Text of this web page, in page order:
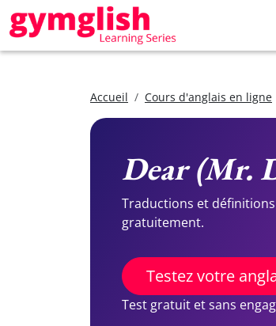
Accueil Cours d'anglais en ligne
Dear (Mr.
Traductions et
gratuitement.
Testez votre
Test gratuit et sans